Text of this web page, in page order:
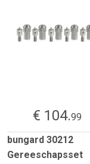
€ 104.99
bungard 30212
Gereeschapsset